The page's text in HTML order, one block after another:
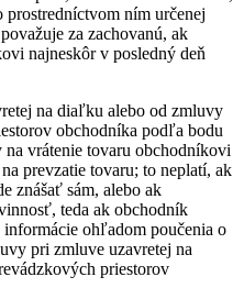
prostredníctvom ním určenej
za zachovanú, ak
najneskôr v posledný deň
na diaľku alebo od zmluvy
obchodníka podľa bodu
vrátenie tovaru obchodníkovi
prevzatie tovaru; to neplatí, ak
znášať sám, alebo ak
teda ak obchodník
ohľadom poučenia o
pri zmluve uzavretej na
priestorov